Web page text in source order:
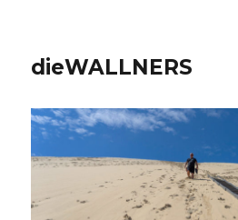
dieWALLNERS